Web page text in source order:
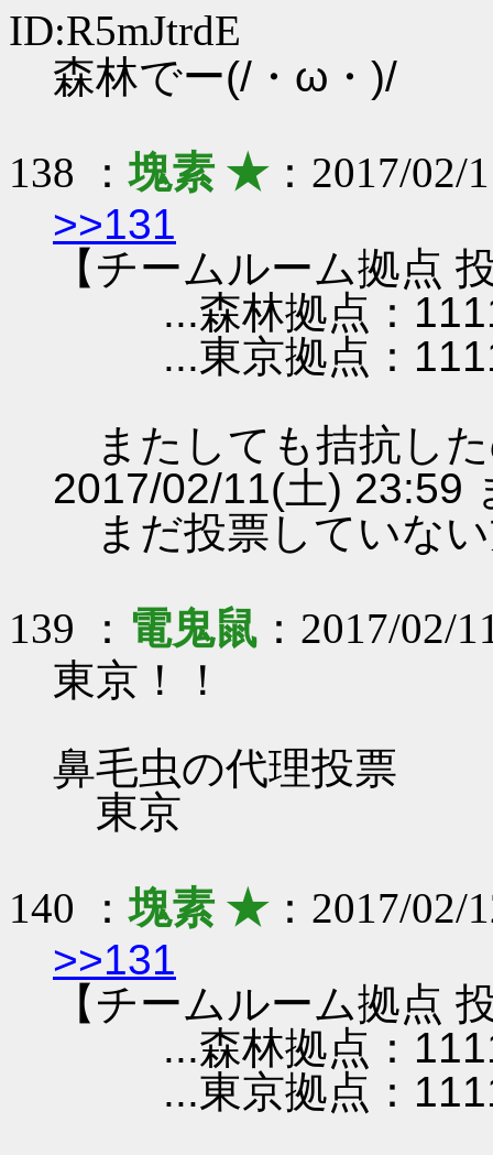
ID:R5mJtrdE
森林でー(/・ω・)/
138 ：塊素 ★：2017/02/
>>131
【チームルーム拠点
...森林拠点：
...東京拠点：
またしても拮抗し
2017/02/11(土) 23:59
まだ投票していな
139 ： 電鬼鼠 ：2017/02/
東京！！
鼻毛虫の代理投票
東京
140 ：塊素 ★：2017/02/
>>131
【チームルーム拠点
...森林拠点：
...東京拠点：